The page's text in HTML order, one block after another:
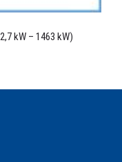
kW – 1463 kW)